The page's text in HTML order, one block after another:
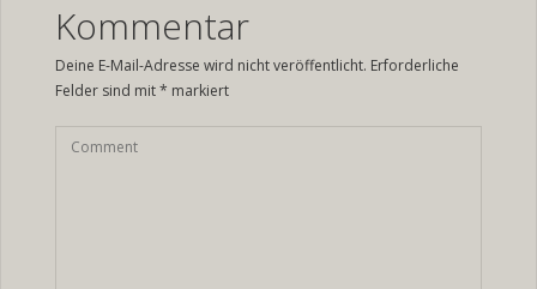
Kommentar
Deine E-Mail-Adresse wird nicht veröffentlicht. Erforderliche
Felder sind mit* markiert